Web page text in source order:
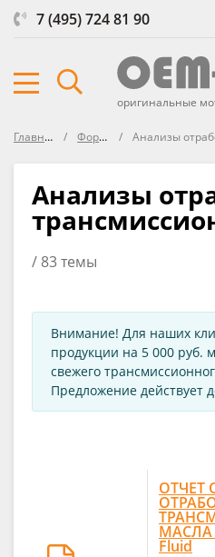
7 (495) 724 81 90
оригинальные
Главная Форум Анализы
Анализы
/ 83 темы
Внимание! Для наших
продукции на 5 000 руб.
свежего
Предложение действует
ОТЧЕТ
МАСЛА
Fluid